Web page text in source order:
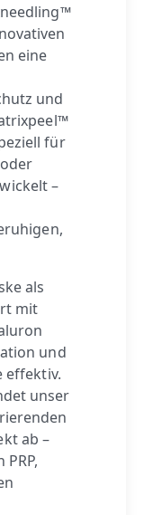
eine
und
für
–
als
mit
und
effektiv.
unser
ab –